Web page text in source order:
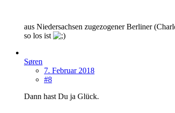
aus Niedersachsen zugezogener Berliner
so los ist
Søren
7. Februar 2018
#8
Dann hast Du ja Glück.